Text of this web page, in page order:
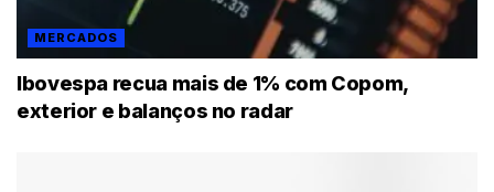
MERCADOS
Ibovespa recua mais de 1% com Copom,
exterior e balanços no radar